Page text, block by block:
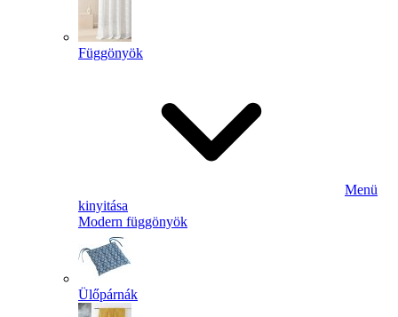
Függönyök
Menü
kinyitása
Modern függönyök
Ülőpárnák